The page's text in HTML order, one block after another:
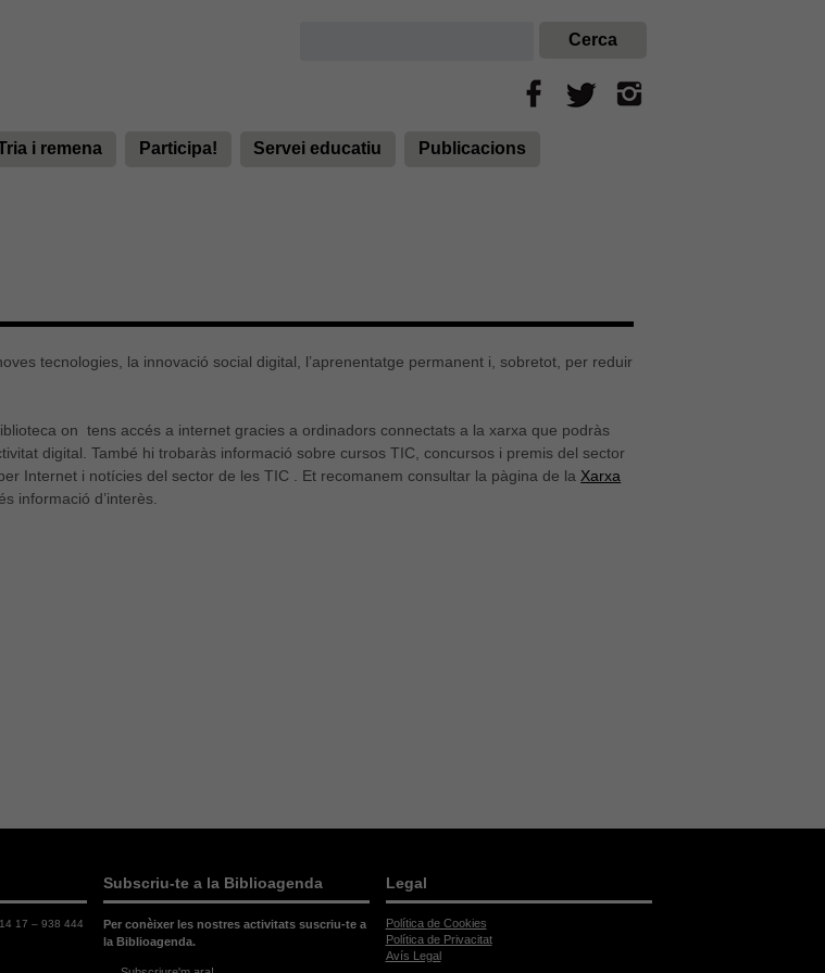
i remena Participa! Servei educatiu Publicacions
tecnologies, la innovació social digital, l’aprenentatge permanent i, sobretot, per reduir
on tens accés a internet gracies a ordinadors connectats a la xarxa que podràs
digital. També hi trobaràs informació sobre cursos TIC, concursos i premis del sector
Internet i notícies del sector de les TIC . Et recomanem consultar la pàgina de laXarxa
informació d’interès.
17 – 938 444
Subscriu-te a la Biblioagenda
Per conèixer les nostres activitats suscriu-te a
la Biblioagenda.
Legal
Política de Cookies
Política de Privacitat
Avís Legal